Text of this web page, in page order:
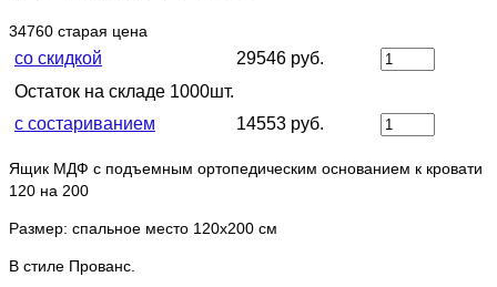
34760 старая цена
со скидкой
29546 руб.
Остаток на складе 1000шт.
с состариванием
14553 руб.
Ящик МДФ с подъемным ортопедическим основанием к кровати
120 на 200
Размер: спальное место 120х200 см
В стиле Прованс.